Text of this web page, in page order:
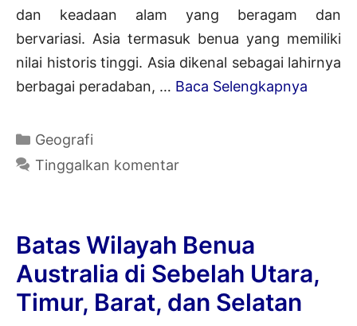
dan keadaan alam yang beragam dan
bervariasi. Asia termasuk benua yang memiliki
nilai historis tinggi. Asia dikenal sebagai lahirnya
berbagai peradaban, … Baca Selengkapnya
Kategori
Geografi
Tinggalkan komentar
Batas Wilayah Benua
Australia di Sebelah Utara,
Timur, Barat, dan Selatan